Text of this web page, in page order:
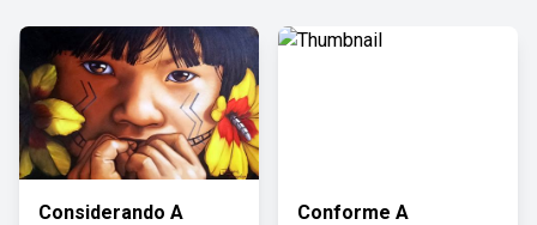
Considerando A
Conforme A